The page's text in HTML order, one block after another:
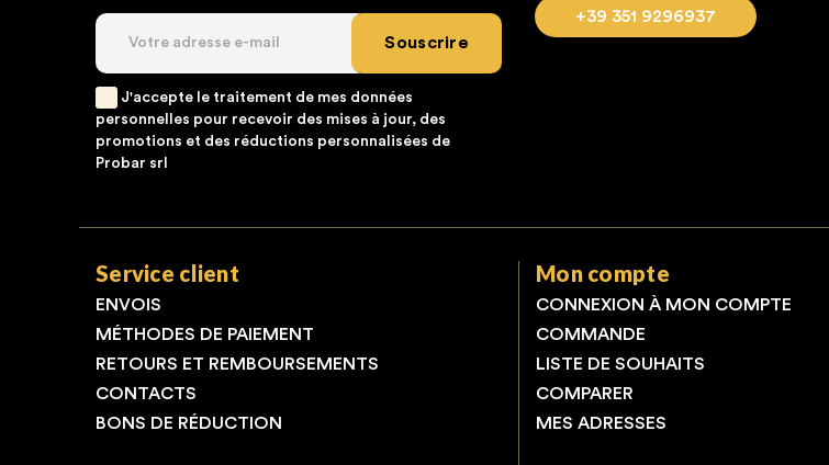
Souscrire
J'accepte le traitement de mes données
personnelles pour recevoir des mises à jour, des
promotions et des réductions personnalisées de
Probar srl
+39 351 9296937
Service client
ENVOIS
MÉTHODES DE PAIEMENT
RETOURS ET REMBOURSEMENTS
CONTACTS
BONS DE RÉDUCTION
Mon compte
CONNEXION À MON COMPTE
COMMANDE
LISTE DE SOUHAITS
COMPARER
MES ADRESSES